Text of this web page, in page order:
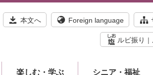
本文へ Foreign language
ルビ振り
楽しむ・学ぶ シニア・福祉